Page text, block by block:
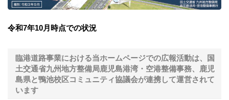
令和7年10月時点での状況
臨港道路事業における当ホームページでの広報活動は、国
土交通省九州地方整備局鹿児島港湾・空港整備事務、鹿児
島県と鴨池校区コミュニティ協議会が連携して運営されて
います